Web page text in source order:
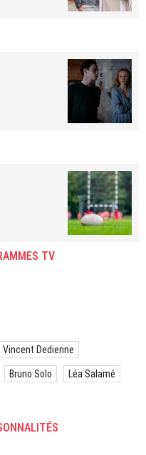
TV
Vincent Dedienne
Bruno Solo Léa Salamé